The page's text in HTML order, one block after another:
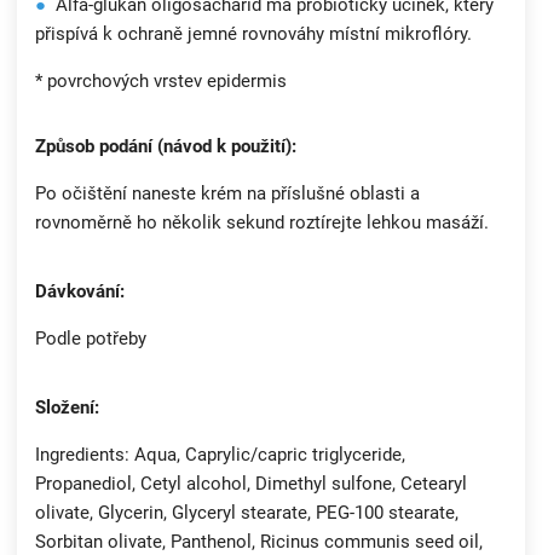
● Alfa-glukan oligosacharid má probiotický účinek, který
přispívá k ochraně jemné rovnováhy místní mikroflóry.
* povrchových vrstev epidermis
Způsob podání (návod k použití):
Po očištění naneste krém na příslušné oblasti a
rovnoměrně ho několik sekund roztírejte lehkou masáží.
Dávkování:
Podle potřeby
Složení:
Ingredients: Aqua, Caprylic/capric triglyceride,
Propanediol, Cetyl alcohol, Dimethyl sulfone, Cetearyl
olivate, Glycerin, Glyceryl stearate, PEG-100 stearate,
Sorbitan olivate, Panthenol, Ricinus communis seed oil,